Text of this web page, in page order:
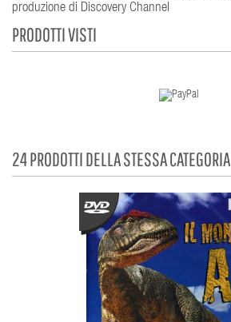
produzione di Discovery Channel
PRODOTTI VISTI
24 PRODOTTI DELLA STESSA CATEGORIA